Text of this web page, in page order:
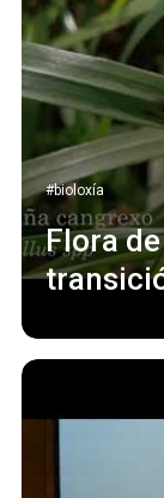
#bioloxía
Flora